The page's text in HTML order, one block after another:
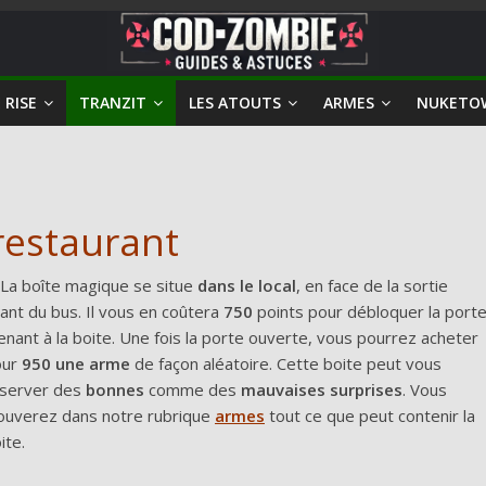
RISE TRANZIT LES ATOUTS ARMES
boîte magique se situe dans le local, en face de la sortie
du bus. Il vous en coûtera 750 points pour débloquer la porte
à la boite. Une fois la porte ouverte, vous pourrez acheter
950 une arme de façon aléatoire. Cette boite peut vous
des bonnes comme des mauvaises surprises. Vous
dans notre rubrique armes tout ce que peut contenir la